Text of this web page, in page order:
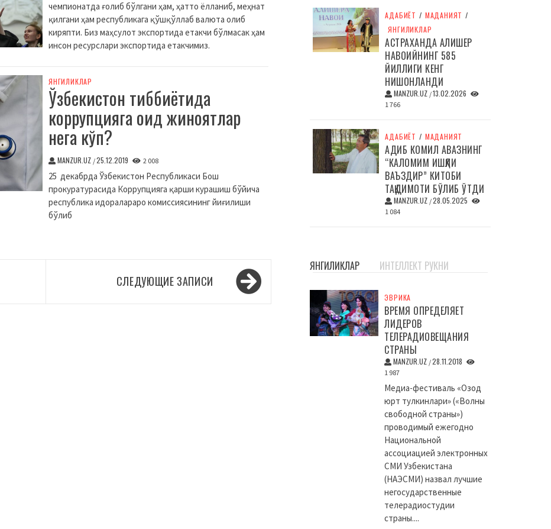
чемпионатда ғолиб бўлгани ҳам, ҳатто ёлланиб, меҳнат
қилгани ҳам республикага қўшқўллаб валюта олиб
киряпти. Биз маҳсулот экспортида етакчи бўлмасак ҳам
инсон ресурслари экспортида етакчимиз.
ЯНГИЛИКЛАР
Ўзбекистон тиббиётида
коррупцияга оид жиноятлар
нега кўп?
MANZUR.UZ /25.12.2019 2 008
25 декабрда Ўзбекистон Республикаси Бош
прокуратурасида Коррупцияга қарши курашиш бўйича
республика идоралараро комиссиясининг йиғилиши
бўлиб
СЛЕДУЮЩИЕ ЗАПИСИ
АДАБИЁТ / МАДАНИЯТ /
ЯНГИЛИКЛАР
АСТРАХАНДА АЛИШЕР
НАВОИЙНИНГ 585
ЙИЛЛИГИ КЕНГ
НИШОНЛАНДИ
MANZUR.UZ /13.02.2026
1 766
АДАБИЁТ / МАДАНИЯТ
АДИБ КОМИЛ АВАЗНИНГ
“КАЛОМИМ ИШҚЛИ
ВАЪЗДИР” КИТОБИ
ТАҚДИМОТИ БЎЛИБ ЎТДИ
MANZUR.UZ /28.05.2025
1 084
ЯНГИЛИКЛАР ИНТЕЛЛЕКТ РУКНИ
ЭВРИКА
ВРЕМЯ ОПРЕДЕЛЯЕТ
ЛИДЕРОВ
ТЕЛЕРАДИОВЕЩАНИЯ
СТРАНЫ
MANZUR.UZ /28.11.2018
1 987
Медиа-фестиваль «Озод
юрт тулкинлари» («Волны
свободной страны»)
проводимый ежегодно
Национальной
ассоциацией электронных
СМИ Узбекистана
(НАЭСМИ) назвал лучшие
негосударственные
телерадиостудии
страны....